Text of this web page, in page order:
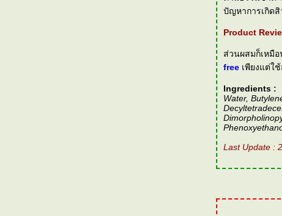
ปัญหาการเกิดสิ
Product
ส่วนผสมก็เหมื
free เพียงแต่ใ
Ingredients :
Water,
Last Update :